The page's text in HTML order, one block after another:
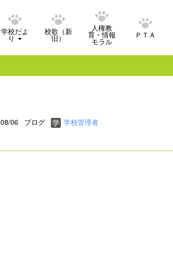
学校だよ
り
校歌（新
旧）
人権教
育・情報
モラル
ＰＴＡ
08/06 ブログ 学校管理者